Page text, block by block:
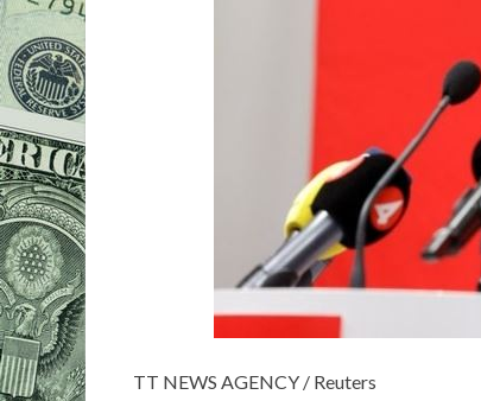
TT NEWS AGENCY / Reuters